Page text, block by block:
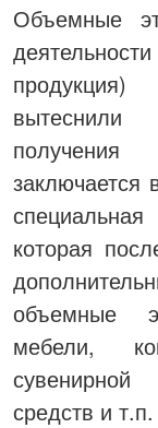
Объемные
вытеснили
заключается
которая
объемные
мебели,
средств и т.п.